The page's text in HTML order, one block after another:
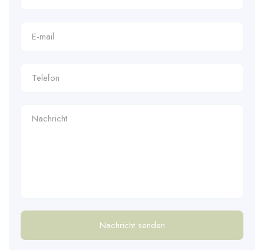
Nachricht senden